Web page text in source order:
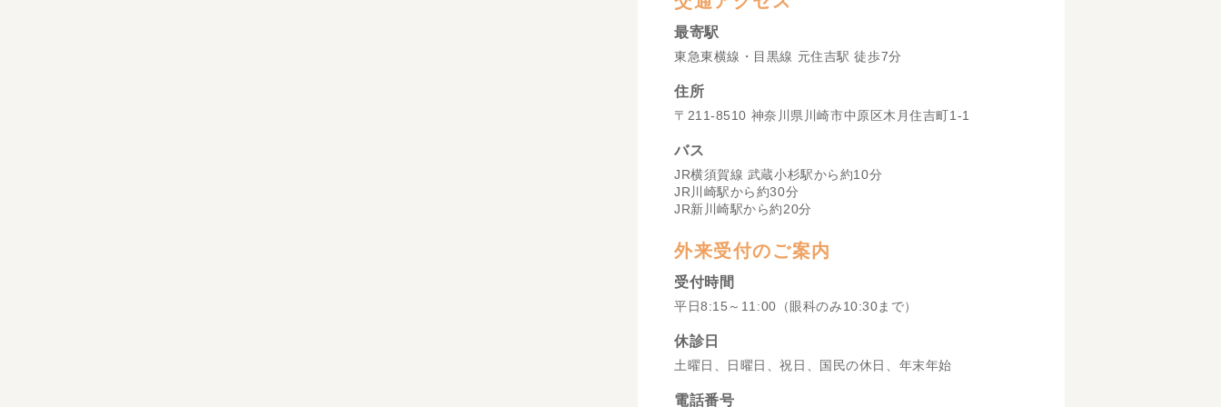
最寄駅
東急東横線・目黒線 元住吉駅 徒歩7分
住所
〒211-8510 神奈川県川崎市中原区木月住吉町1-1
バス
JR横須賀線 武蔵小杉駅から約10分
JR川崎駅から約30分
JR新川崎駅から約20分
外来受付のご案内
受付時間
平日8:15～11:00（眼科のみ10:30まで）
休診日
土曜日、日曜日、祝日、国民の休日、年末年始
電話番号